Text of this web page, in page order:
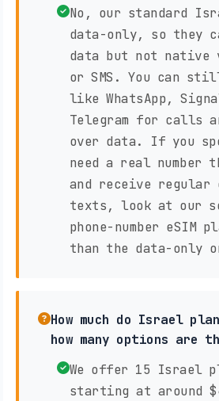
No, our standard
data-only, so they
data but not native
or SMS. You can
like WhatsApp,
Telegram for calls
over data. If you
need a real number
and receive regular
texts, look at our
phone-number eSIM
than the data-only
How much do Israel
how many options are
We offer 15 Israel
starting at around